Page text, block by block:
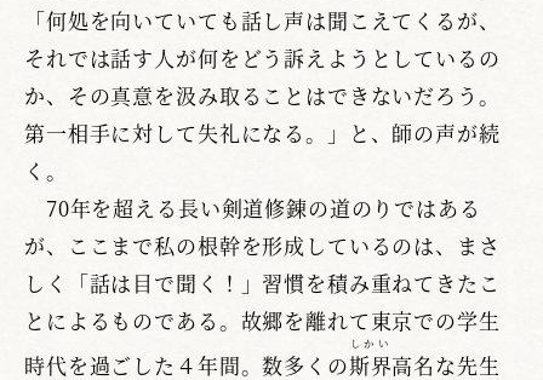
「何処を向いていても話し声は聞こえてくるが、
それでは話す人が何をどう訴えようとしているの
か、その真意を汲み取ることはできないだろう。
第一相手に対して失礼になる。」と、師の声が続
く。
70年を超える長い剣道修錬の道のりではある
が、ここまで私の根幹を形成しているのは、まさ
しく「話は目で聞く！」習慣を積み重ねてきたこ
とによるものである。故郷を離れて東京での学生
時代を過ごした４年間。数多くの斯界
しかい
高名な先生